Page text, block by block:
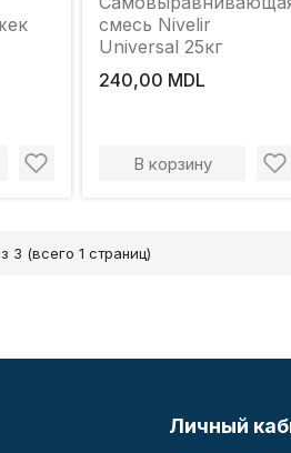
смесь Nivelir
Universal 25кг
240,00 MDL
В корзину
3 (всего 1 страниц)
Личный